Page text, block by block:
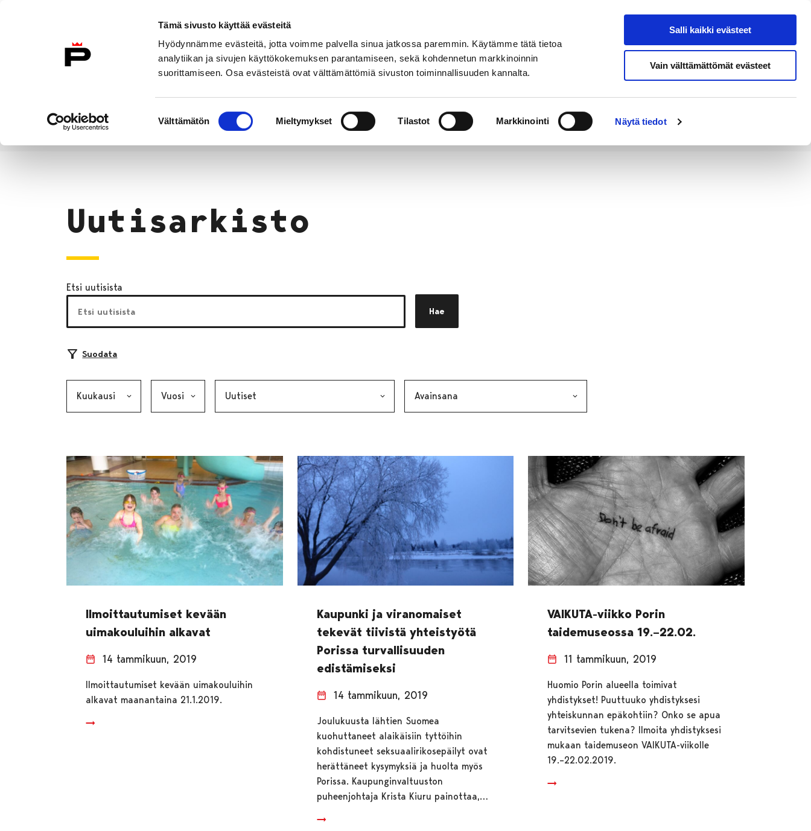
Tämä sivusto käyttää evästeitä
Hyödynnämme evästeitä, jotta voimme palvella sinua jatkossa paremmin. Käytämme tätä tietoa
analytiikan ja sivujen käyttökokemuksen parantamiseen, sekä kohdennetun markkinoinnin
suorittamiseen. Osa evästeistä ovat välttämättömiä sivuston toiminnallisuuden kannalta.
valinta
Välttämätön Mieltymykset Tilastot Markkinointi Näytä tiedot
Salli kaikki evästeet
Vain välttämättömät evästeet
Etusivulle
Hae sivustolta
Etusivu
Uutisarkisto
Etsi uutisista
Hae
Suodata
Ilmoittautumiset kevään
uimakouluihin alkavat
14 tammikuun, 2019
Ilmoittautumiset kevään uimakouluihin
alkavat maanantaina 21.1.2019.
Kaupunki ja viranomaiset
tekevät tiivistä yhteistyötä
Porissa turvallisuuden
edistämiseksi
14 tammikuun, 2019
Joulukuusta lähtien Suomea
kuohuttaneet alaikäisiin tyttöihin
kohdistuneet seksuaalirikosepäilyt ovat
herättäneet kysymyksiä ja huolta myös
Porissa. Kaupunginvaltuuston
puheenjohtaja Krista Kiuru painottaa,…
VAIKUTA-viikko Porin
taidemuseossa 19.–22.02.
11 tammikuun, 2019
Huomio Porin alueella toimivat
yhdistykset! Puuttuuko yhdistyksesi
yhteiskunnan epäkohtiin? Onko se apua
tarvitsevien tukena? Ilmoita yhdistyksesi
mukaan taidemuseon VAIKUTA-viikolle
19.–22.02.2019.